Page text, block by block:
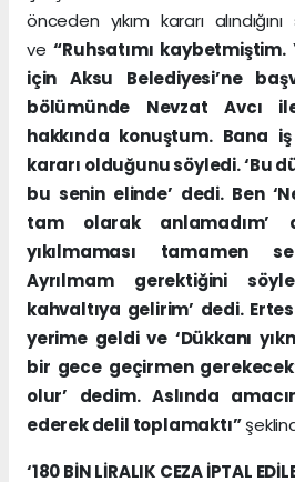
önceden yıkım kararı
ve“Ruhsatımı
için Aksu Belediyesi’ne
bölümünde Nevzat Avcı
hakkında konuştum. Bana
kararı olduğunu söyledi. ‘Bu
bu senin elinde’ dedi. Ben
tam olarak anlamadım’
yıkılmaması tamamen
Ayrılmam gerektiğini
kahvaltıya gelirim’ dedi.
yerime geldi ve ‘Dükkanı
bir gece geçirmen
olur’ dedim. Aslında
ederek delil toplamaktı”
‘180 BİN LİRALIK CEZA İPTAL